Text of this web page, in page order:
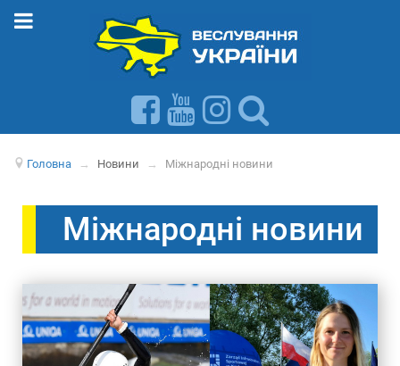
Головна → Новини → Міжнародні новини
Міжнародні новини